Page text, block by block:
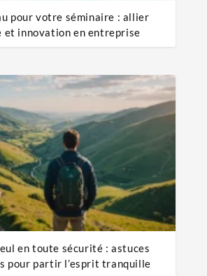
pour votre séminaire : allier
et innovation en entreprise
en toute sécurité : astuces
pour partir l’esprit tranquille